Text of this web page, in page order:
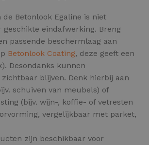
de Betonlook Egaline is niet
geschikte eindafwerking. Breng
passende beschermlaag aan
Betonlook Coating, deze geeft een
Desondanks kunnen
blijven. Denk hierbij aan
schuiven van meubels) of
(bijv. wijn-, koffie- of vetresten
vergelijkbaar met parket,
zijn beschikbaar voor